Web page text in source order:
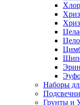
Наборы
Грунты и